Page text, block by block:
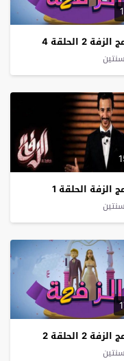
2 الحلقة 4
الزفة الحلقة 1
2 الحلقة 2